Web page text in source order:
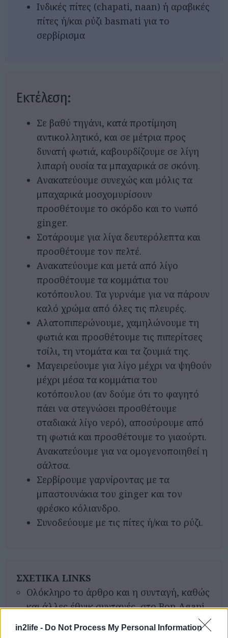
in2life - Do Not Process My Personal Information
Ινδικές πίτες (chapati, naan) ή αραβικές
πίτες ή/και ρύζι basmati για το
σερβίρισμα
Εκτέλεση:
Σε βαθύ τηγάνι, κατά προτίμηση
αντικολλητικό, και σε μέτρια προς
δυνατή φωτιά, καβουρδίζουμε σε λίγη
λιπαρή ουσία τα μπαχαρικά σε σκόνη.
Ανακατεύουμε συνεχώς και μόλις τα
μπαχαρικά μοσχομυρίσουν
προσθέτουμε το σκόρδο και το νωπό
ginger.
Σοτάρουμε για λίγα δευτερόλεπτα και
προσθέτουμε τον πελτέ.
Ανακατεύουμε και μετά από λίγο
προσθέτουμε τα κομμάτια του
κοτόπουλου. Τα γυρνάμε για να πάρουν
καλό χρώμα από όλες τις πλευρές.
Αλατοπιπερώνουμε, χαμηλώνουμε τη
φωτιά και προσθέτουμε τις πιπερίτσες
τσίλι, τη ντομάτα και τα ζουμιά της.
Μαγειρεύουμε για λίγο μέχρι να ψηθούν
μέχρι μέσα τα κομμάτια του
κοτόπουλου (αν δούμε ότι το φαγητό
πάει να στεγνώσει προσθέτουμε
σταδιακά λίγο νερό), αποσύρουμε από
τη φωτιά και προσθέτουμε το γιαούρτι.
Ανακατεύουμε για να ομογενοποιηθεί η
σάλτσα.
Σερβίρουμε γαρνίροντας με τα
μπαστουνάκια του ginger και τον
φρέσκο κόλιανδρο.
Συνοδεύουμε με τις πίτες ή/και το ρύζι.
ΣΧΕΤΙΚΑ LINKS
Ολόκληρο το άρθρο και η συνταγή, καθώς
και άλλες έθνικ συνταγές, στο Bon Agapi
Αναζήτηση
για...